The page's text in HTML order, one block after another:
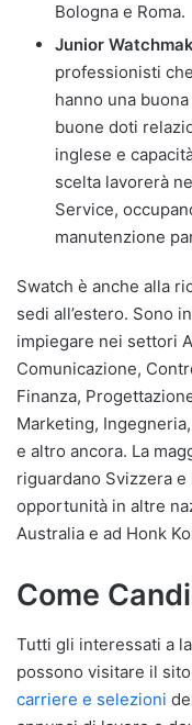
Bologna e Roma.
Junior
professionisti
hanno una
buone doti
inglese e
scelta lavorerà
Service,
manutenzione
Swatch è anche alla
sedi all’estero. Sono
impiegare nei settori
Comunicazione,
Finanza,
Marketing,
e altro ancora. La
riguardano Svizzera
opportunità in altre
Australia e ad Honk
Come
Tutti gli interessati a
possono visitare il
carriere e selezioni